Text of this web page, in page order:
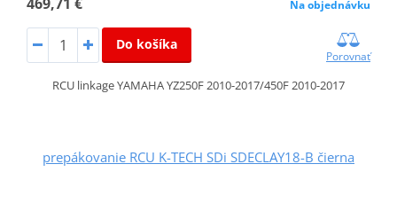
Na objednávku
Do košíka
Porovnať
RCU linkage YAMAHA YZ250F 2010-2017/450F 2010-2017
prepákovanie RCU K-TECH SDi SDECLAY18-B čierna